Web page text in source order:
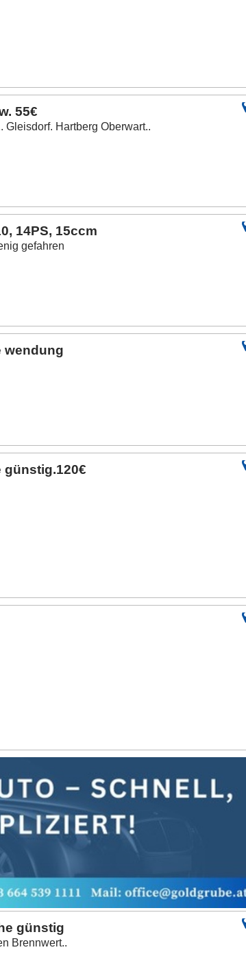
55€
Gleisdorf. Hartberg Oberwart..
14PS, 15ccm
gefahren
wendung
günstig.120€
günstig
Brennwert..